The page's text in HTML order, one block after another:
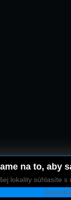
na to, aby
lokality súhlasíte s